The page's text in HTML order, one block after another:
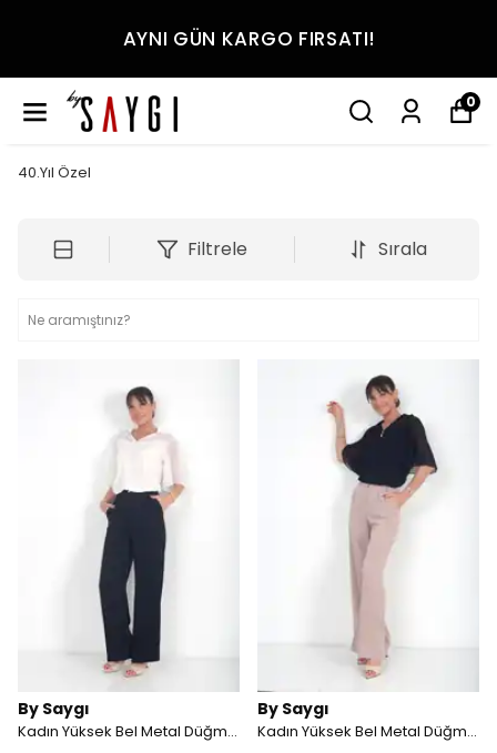
AYNI GÜN KARGO FIRSATI!
0
40.Yıl Özel
Filtrele Sırala
By Saygı
Kadın Yüksek Bel Metal Düğmeli Pileli Palazzo Cepli Pantolon - Siyah
By Saygı
Kadın Yüksek Bel Metal Düğmeli Pileli Palazzo Cepli Pantolon - Pudra